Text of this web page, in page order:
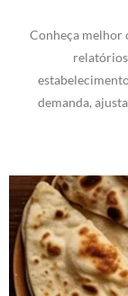
Conheça melhor
demanda,